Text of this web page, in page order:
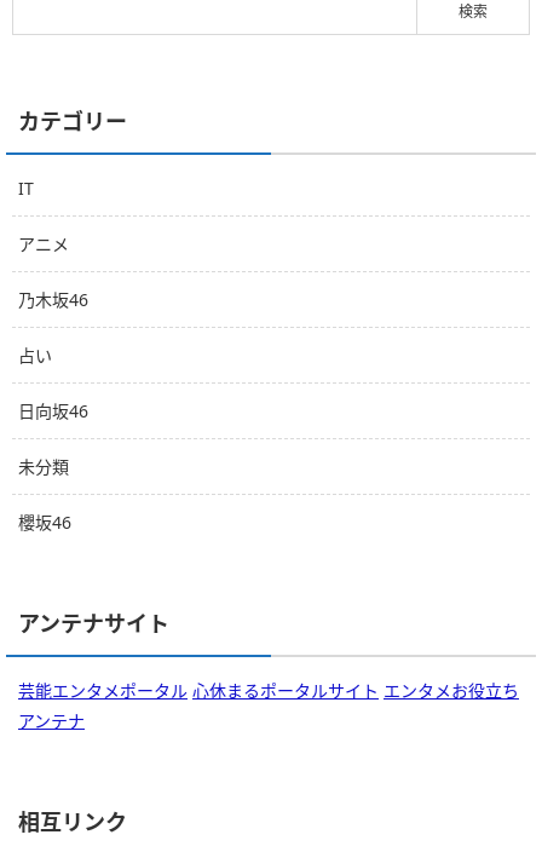
カテゴリー
IT
アニメ
乃木坂46
占い
日向坂46
未分類
櫻坂46
アンテナサイト
芸能エンタメポータル 心休まるポータルサイト エンタメお役立ち
アンテナ
相互リンク